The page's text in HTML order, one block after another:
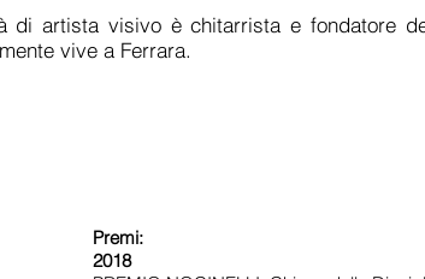
di artista visivo è chitarrista e fondatore
vive a Ferrara.
Premi:
2018